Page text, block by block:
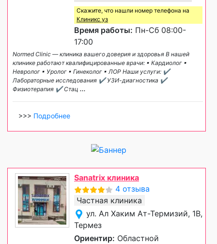
Скажите, что нашли номер телефона на
Клиникс уз
Время работы: Пн-Сб 08:00-
17:00
Normed Clinic — клиника вашего доверия и здоровья В нашей
клинике работают квалифицированные врачи: ▪ Кардиолог ▪
Невролог ▪ Уролог ▪ Гинеколог ▪ ЛОР Наши услуги: ✔
Лабораторные исследования ✔ УЗИ-диагностика ✔
Физиотерапия ✔ Стац ...
>>> Подробнее
Sanatrix клиника
4 отзыва
Частная клиника
ул. Ал Хаким Ат-Термизий, 1B,
Термез
Ориентир: Областной